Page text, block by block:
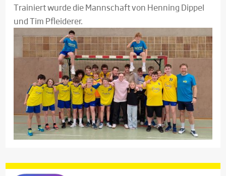
Trainiert wurde die Mannschaft von Henning Dippel
und Tim Pfleiderer.